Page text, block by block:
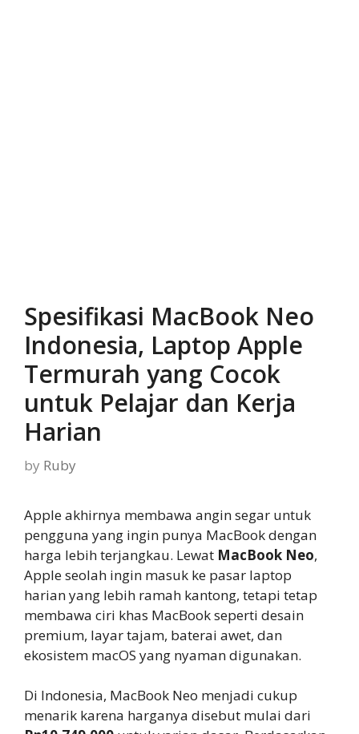
Spesifikasi MacBook Neo
Indonesia, Laptop Apple
Termurah yang Cocok
untuk Pelajar dan Kerja
Harian
by Ruby
Apple akhirnya membawa angin segar untuk
pengguna yang ingin punya MacBook dengan
harga lebih terjangkau. Lewat MacBook Neo,
Apple seolah ingin masuk ke pasar laptop
harian yang lebih ramah kantong, tetapi tetap
membawa ciri khas MacBook seperti desain
premium, layar tajam, baterai awet, dan
ekosistem macOS yang nyaman digunakan.
Di Indonesia, MacBook Neo menjadi cukup
menarik karena harganya disebut mulai dari